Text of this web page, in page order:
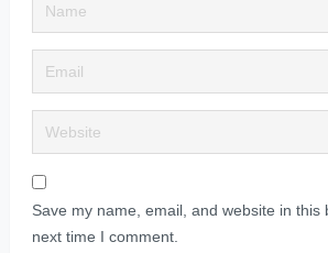
Save my name, email, and website in this
next time I comment.